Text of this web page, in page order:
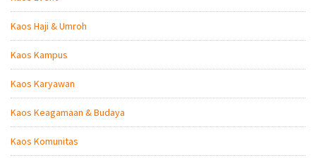
Kaos Haji & Umroh
Kaos Kampus
Kaos Karyawan
Kaos Keagamaan & Budaya
Kaos Komunitas